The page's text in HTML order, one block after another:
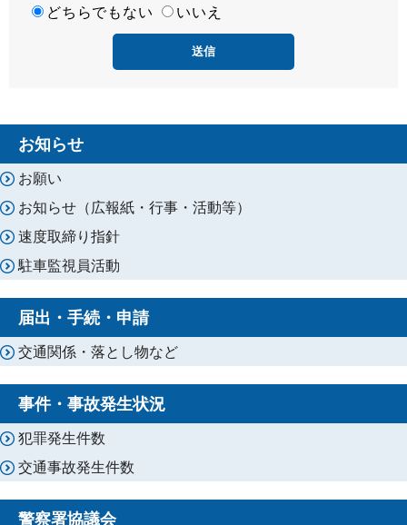
易 どちらでもない
いいえ
お知らせ
お願い
お知らせ（広報紙・行事・活動等）
速度取締り指針
駐車監視員活動
届出・手続・申請
交通関係・落とし物など
事件・事故発生状況
犯罪発生件数
交通事故発生件数
警察署協議会